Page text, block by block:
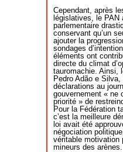
Cependant, après
législatives, le PAN
parlementaire
conservant qu’un
ajouter la
sondages
éléments ont
directe du climat
tauromachie. Ainsi,
Pedro Adão e
déclarations au
gouvernement « ne
priorité » de
Pour la Fédération
c’est la meilleure
loi avait été
négociation
véritable motivation
mineurs des arènes.